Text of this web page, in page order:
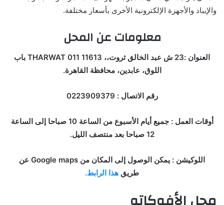
والإيباد والأجهزة الإلكترونية الأخرى بأسعار مختلفة.
معلومات عن المحل
العنوان :23 ش عبد الخالق ثروت،، 11613 011 THARWAT باب
اللوق، عابدين، محافظة القاهرة.
رقم الاتصال : 0223909379
أوقات العمل : جميع أيام الأسبوع من الساعة 10 صباحا إلى الساعة
12 صباحا بعد منتصف الليل.
اللوكيشن : يمكن الوصول إلى المكان من Google maps عن
طريق هذا الرابط.